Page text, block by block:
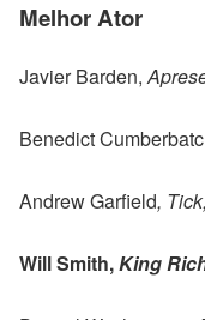
Melhor Ator
Javier Barden,
Benedict
Andrew Garfield,
Will Smith,King